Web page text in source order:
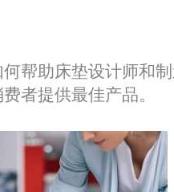
帮助床垫设计师和
者提供最佳产品。